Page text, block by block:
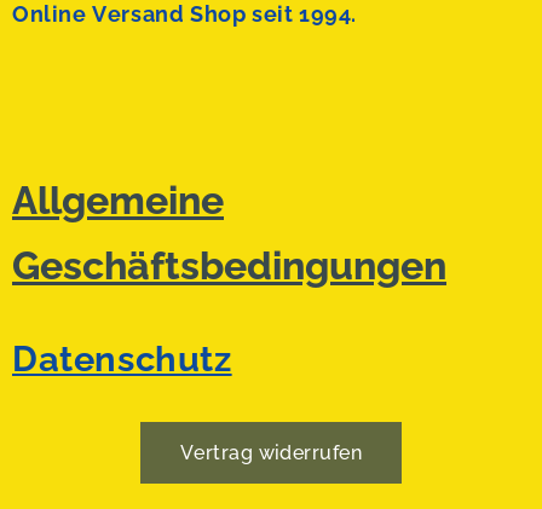
Online Versand Shop seit 1994.
Allgemeine
Geschäftsbedingungen
Datenschutz
Vertrag widerrufen